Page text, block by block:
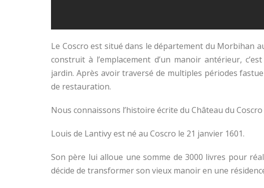
Le Coscro est situé dans le département du Morbihan
construit à l’emplacement d’un manoir antérieur,
jardin. Après avoir traversé de multiples périodes
de restauration.
Nous connaissons l’histoire écrite du Château du
Louis de Lantivy est né au Coscro le 21 janvier 1601.
Son père lui alloue une somme de 3000 livres pour
décide de transformer son vieux manoir en une